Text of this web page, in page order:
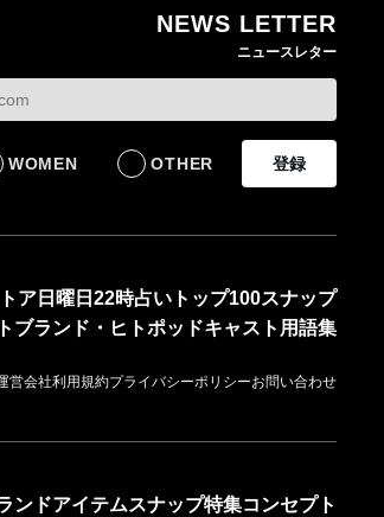
無印良品の古家具シリ
具を再生した一点物を
LIFESTYLE
NEWS LETTER
ニュースレター
WOMEN OTHER 登録
ア 日曜日22時占い トップ100スナップ
ブランド・ヒトポッドキャスト 用語集
営会社利用規約プライバシーポリシーお問い合わせ
ンドアイテムスナップ特集コンセプト